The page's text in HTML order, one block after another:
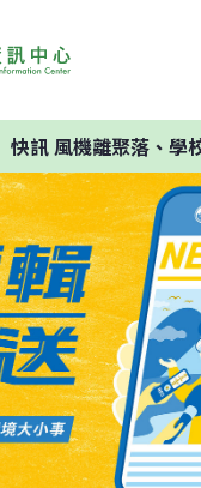
快訊風機離聚落、學校